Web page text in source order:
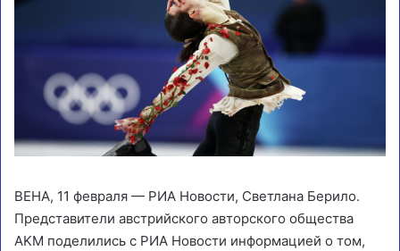
ВЕНА, 11 февраля — РИА Новости, Светлана Берило.
Представители австрийского авторского общества
AKM поделились с РИА Новости информацией о том,